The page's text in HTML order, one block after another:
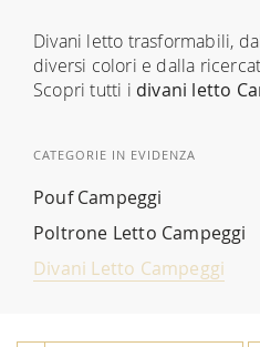
Divani letto trasformabili,
diversi colori e dalla
Scopri tutti i divani letto
CATEGORIE IN EVIDENZA
Pouf Campeggi
Poltrone Letto Campeggi
Divani Letto Campeggi